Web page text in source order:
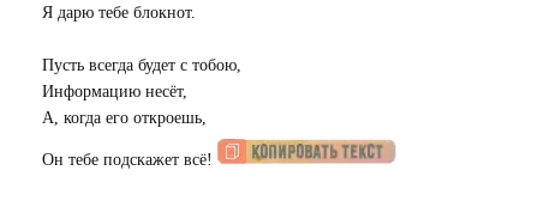
Я дарю тебе блокнот.
Пусть всегда будет с тобою,
Информацию несёт,
А, когда его откроешь,
Он тебе подскажет всё!